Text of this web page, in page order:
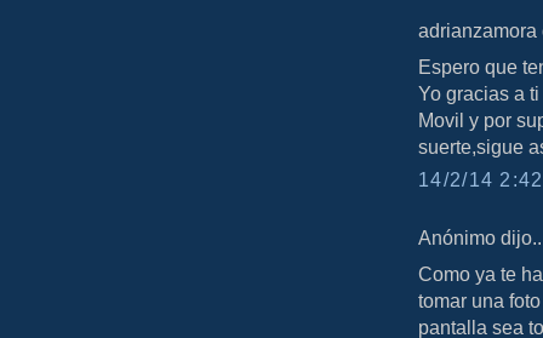
adrianzamora
Espero que
Yo gracias a
Movil y por
suerte,sigue
14/2/14
Anónimo
Como ya te
tomar una
pantalla sea